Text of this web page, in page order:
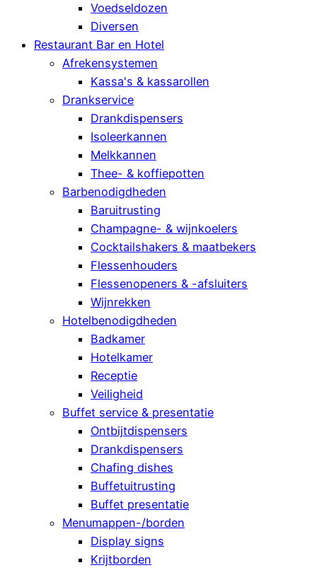
Voedseldozen
Diversen
Restaurant Bar en Hotel
Afrekensystemen
Kassa's & kassarollen
Drankservice
Drankdispensers
Isoleerkannen
Melkkannen
Thee- & koffiepotten
Barbenodigdheden
Baruitrusting
Champagne- & wijnkoelers
Cocktailshakers & maatbekers
Flessenhouders
Flessenopeners & -afsluiters
Wijnrekken
Hotelbenodigdheden
Badkamer
Hotelkamer
Receptie
Veiligheid
Buffet service & presentatie
Ontbijtdispensers
Drankdispensers
Chafing dishes
Buffetuitrusting
Buffet presentatie
Menumappen-/borden
Display signs
Krijtborden